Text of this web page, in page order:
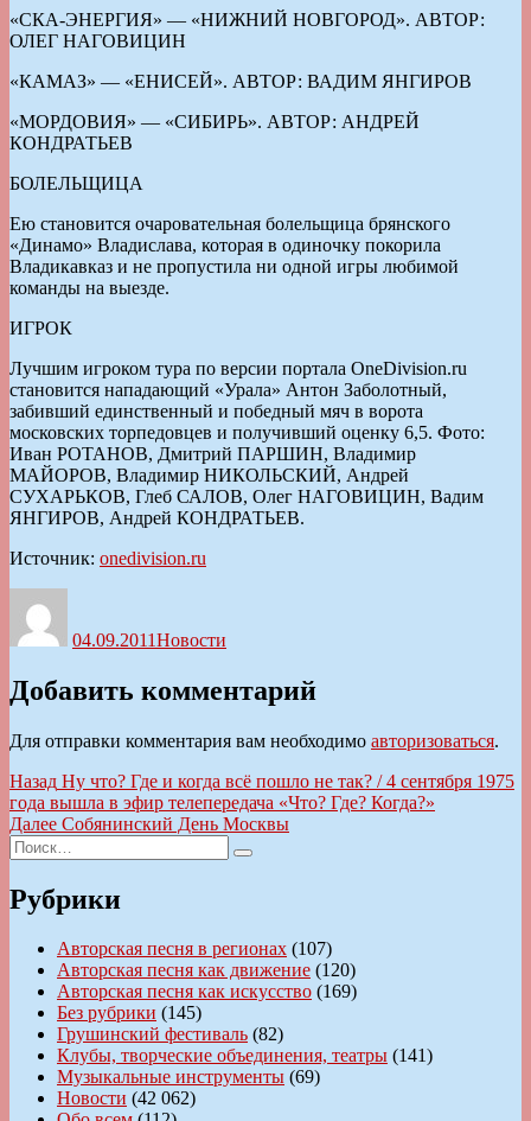
«СКА-ЭНЕРГИЯ» — «НИЖНИЙ НОВГОРОД». АВТОР:
ОЛЕГ НАГОВИЦИН
«КАМАЗ» — «ЕНИСЕЙ». АВТОР: ВАДИМ ЯНГИРОВ
«МОРДОВИЯ» — «СИБИРЬ». АВТОР: АНДРЕЙ
КОНДРАТЬЕВ
БОЛЕЛЬЩИЦА
Ею становится очаровательная болельщица брянского
«Динамо» Владислава, которая в одиночку покорила
Владикавказ и не пропустила ни одной игры любимой
команды на выезде.
ИГРОК
Лучшим игроком тура по версии портала OneDivision.ru
становится нападающий «Урала» Антон Заболотный,
забивший единственный и победный мяч в ворота
московских торпедовцев и получивший оценку 6,5. Фото:
Иван РОТАНОВ, Дмитрий ПАРШИН, Владимир
МАЙОРОВ, Владимир НИКОЛЬСКИЙ, Андрей
СУХАРЬКОВ, Глеб САЛОВ, Олег НАГОВИЦИН, Вадим
ЯНГИРОВ, Андрей КОНДРАТЬЕВ.
Источник: onedivision.ru
04.09.2011Новости
Добавить комментарий
Для отправки комментария вам необходимо авторизоваться.
Навигация
по
записям
Назад Предыдущая
запись:
Ну что? Где и когда всё пошло не так? / 4 сентября 1975
года вышла в эфир телепередача «Что? Где? Когда?»
Далее Следующая
Собянинский День Москвы
Искать:
Поиск
Рубрики
Авторская песня в регионах (107)
Авторская песня как движение (120)
Авторская песня как искусство (169)
Без рубрики (145)
Грушинский фестиваль (82)
Клубы, творческие объединения, театры (141)
Музыкальные инструменты (69)
Новости (42 062)